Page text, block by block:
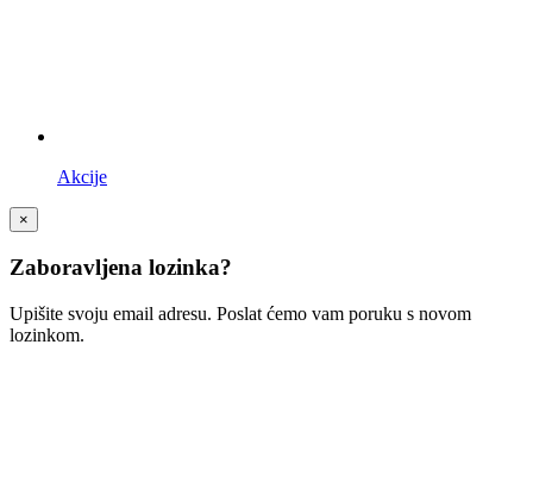
Akcije
×
Zaboravljena lozinka?
Upišite svoju email adresu. Poslat ćemo vam poruku s novom
lozinkom.